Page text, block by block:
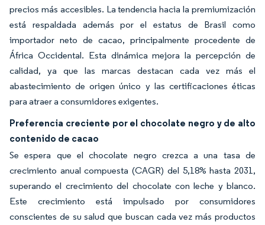
precios más accesibles. La tendencia hacia la premiumización
está respaldada además por el estatus de Brasil como
importador neto de cacao, principalmente procedente de
África Occidental. Esta dinámica mejora la percepción de
calidad, ya que las marcas destacan cada vez más el
abastecimiento de origen único y las certificaciones éticas
para atraer a consumidores exigentes.
Preferencia creciente por el chocolate negro y de alto
contenido de cacao
Se espera que el chocolate negro crezca a una tasa de
crecimiento anual compuesta (CAGR) del 5,18% hasta 2031,
superando el crecimiento del chocolate con leche y blanco.
Este crecimiento está impulsado por consumidores
conscientes de su salud que buscan cada vez más productos